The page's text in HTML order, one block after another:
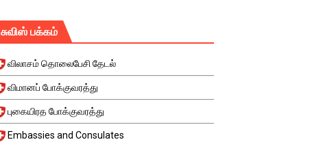
சுவிஸ் பக்கம்
விலாசம் தொலைபேசி தேடல்
விமானப் போக்குவரத்து
புகையிரத போக்குவரத்து
Embassies and Consulates